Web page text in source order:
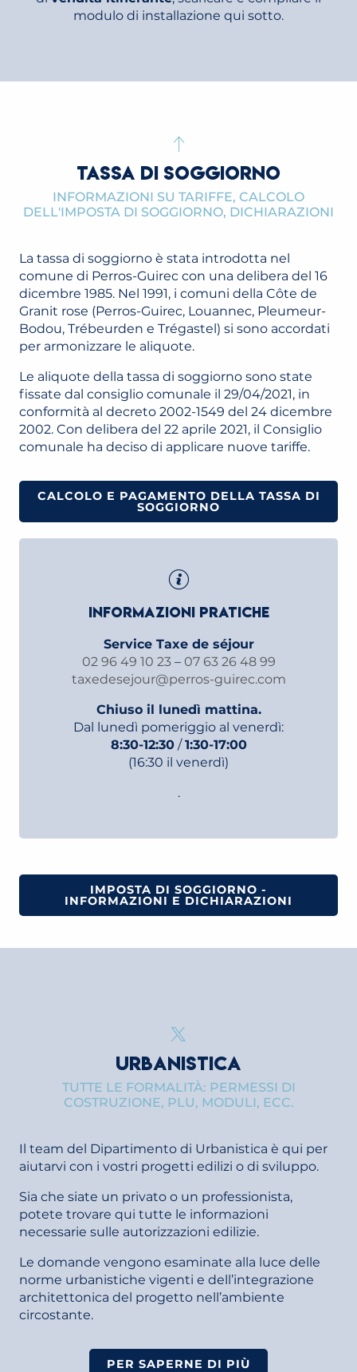
modulo di installazione qui sotto.
TASSA DI SOGGIORNO
INFORMAZIONI SU TARIFFE, CALCOLO
DELL'IMPOSTA DI SOGGIORNO, DICHIARAZIONI
La tassa di soggiorno è stata introdotta nel
comune di Perros-Guirec con una delibera del 16
dicembre 1985. Nel 1991, i comuni della Côte de
Granit rose (Perros-Guirec, Louannec, Pleumeur-
Bodou, Trébeurden e Trégastel) si sono accordati
per armonizzare le aliquote.
Le aliquote della tassa di soggiorno sono state
fissate dal consiglio comunale il 29/04/2021, in
conformità al decreto 2002-1549 del 24 dicembre
2002. Con delibera del 22 aprile 2021, il Consiglio
comunale ha deciso di applicare nuove tariffe.
CALCOLO E PAGAMENTO DELLA TASSA DI
SOGGIORNO
INFORMAZIONI PRATICHE
Service Taxe de séjour
02 96 49 10 23– 07 63 26 48 99
taxedesejour@perros-guirec.com
Chiuso il lunedì mattina.
Dal lunedì pomeriggio al venerdì:
8:30-12:30/1:30-17:00
(16:30 il venerdì)
.
IMPOSTA DI SOGGIORNO -
INFORMAZIONI E DICHIARAZIONI
URBANISTICA
TUTTE LE FORMALITÀ: PERMESSI DI
COSTRUZIONE, PLU, MODULI, ECC.
Il team del Dipartimento di Urbanistica è qui per
aiutarvi con i vostri progetti edilizi o di sviluppo.
Sia che siate un privato o un professionista,
potete trovare qui tutte le informazioni
necessarie sulle autorizzazioni edilizie.
Le domande vengono esaminate alla luce delle
norme urbanistiche vigenti e dell’integrazione
architettonica del progetto nell’ambiente
circostante.
PER SAPERNE DI PIÙ